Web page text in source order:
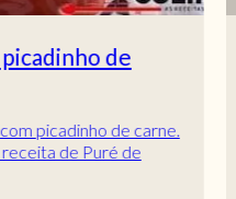
de
picadinho de carne.
de Puré de